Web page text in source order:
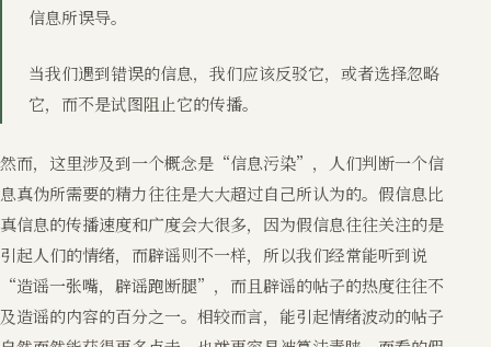
信息所误导。
当我们遇到错误的信息，我们应该反驳它，或者选择忽略
它，而不是试图阻止它的传播。
然而，这里涉及到一个概念是“信息污染”，人们判断一个信
息真伪所需要的精力往往是大大超过自己所认为的。假信息比
真信息的传播速度和广度会大很多，因为假信息往往关注的是
引起人们的情绪，而辟谣则不一样，所以我们经常能听到说
“造谣一张嘴，辟谣跑断腿”，而且辟谣的帖子的热度往往不
及造谣的内容的百分之一。相较而言，能引起情绪波动的帖子